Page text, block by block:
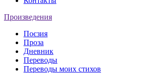
Произведения
Поєзия
Проза
Дневник
Переводы
Переводы моих стихов